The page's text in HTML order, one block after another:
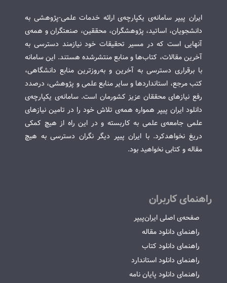
ایران پیپر سامانه‌ی یکپارچه‌ی ارائه خدمات علمی-پژوهشی به
دانشجویان، اساتید، پژوهشگران، محققین، صنعتگران و همه‌ی
آنهایی است که در مسیر تحقیقات خود نیازمند دسترسی به
آخرین مقالات، کتاب‌ها و منابع منتشرشده هستند. این سامانه
با برقراری دسترسی به آخرین و به‌روزترین منابع دانشگاهی،
کتب مرجع، استانداردها و سایر منابع علمی و پژوهشی، درصدد
رفع نیازهای محققان عزیز کشورمان است. سامانه‌ی یکپارچه‌ی
دانلود ایران پیپر همواره همه‌ی تلاش خود را در تامین نیازهای
علمی جامعه‌ی علمی به کاربسته و در این راه از هیچ کمکی
دریغ نخواهدکرد. با ایران پیپر دیگر نگران دسترسی به هیچ
مقاله و کتابی نخواهید بود.
راهنمای کاربران
صفحه‌ی اصلی ایران‌پیپر
راهنمای دانلود مقاله
راهنمای دانلود کتاب
راهنمای دانلود استاندارد
راهنمای دانلود پایان نامه